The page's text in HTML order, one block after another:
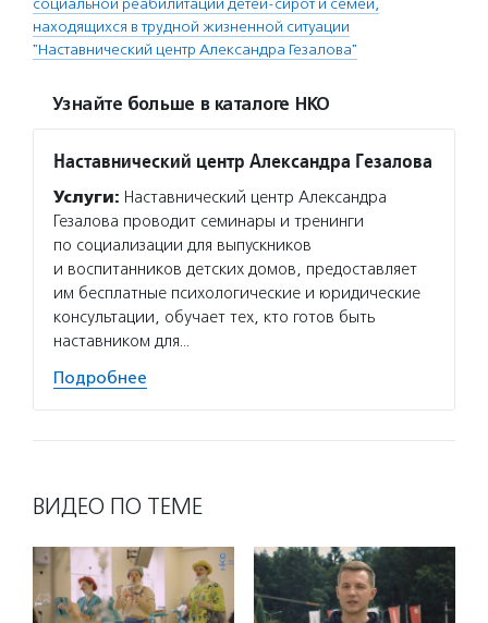
социальной реабилитации детей-сирот и семей,
находящихся в трудной жизненной ситуации
"Наставнический центр Александра Гезалова"
Узнайте больше в каталоге НКО
Наставнический центр Александра Гезалова
Услуги: Наставнический центр Александра
Гезалова проводит семинары и тренинги
по социализации для выпускников
и воспитанников детских домов, предоставляет
им бесплатные психологические и юридические
консультации, обучает тех, кто готов быть
наставником для…
Подробнее
ВИДЕО ПО ТЕМЕ